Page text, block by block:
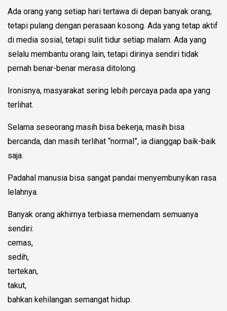
Ada orang yang setiap hari tertawa di depan banyak orang,
tetapi pulang dengan perasaan kosong. Ada yang tetap aktif
di media sosial, tetapi sulit tidur setiap malam. Ada yang
selalu membantu orang lain, tetapi dirinya sendiri tidak
pernah benar-benar merasa ditolong.
Ironisnya, masyarakat sering lebih percaya pada apa yang
terlihat.
Selama seseorang masih bisa bekerja, masih bisa
bercanda, dan masih terlihat “normal”, ia dianggap baik-baik
saja.
Padahal manusia bisa sangat pandai menyembunyikan rasa
lelahnya.
Banyak orang akhirnya terbiasa memendam semuanya
sendiri:
cemas,
sedih,
tertekan,
takut,
bahkan kehilangan semangat hidup.